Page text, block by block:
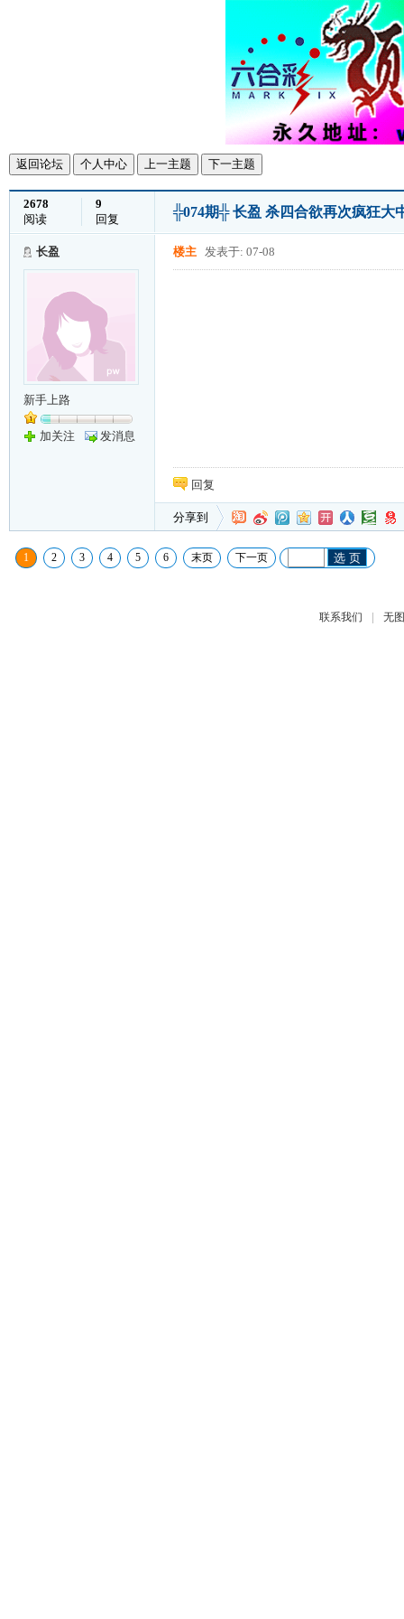
返回论坛 个人中心 上一主题 下一主题
2678
阅读
9
回复
╬074期╬ 长盈 杀四合欲再次疯狂大
长盈
新手上路
加关注 发消息
楼主 发表于: 07-08
回复
分享到
1 2 3 4 5 6 末页 下一页 选 页
联系我们 | 无